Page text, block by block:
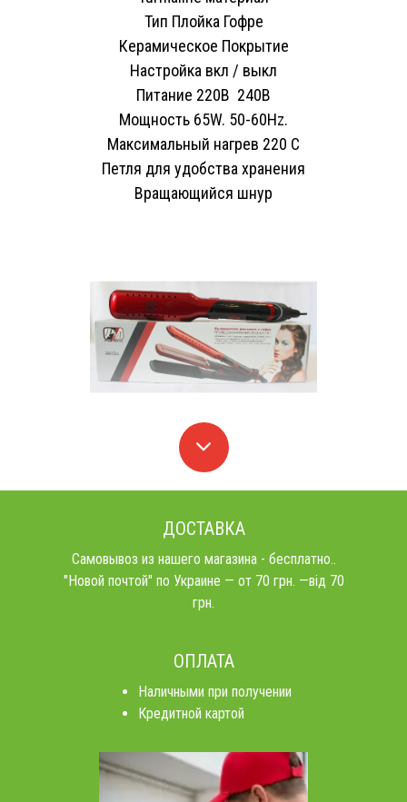
Тип Плойка Гофре
Керамическое Покрытие
Настройка вкл / выкл
Питание 220В 240В
Мощность 65W. 50-60Hz.
Максимальный нагрев 220 С
Петля для удобства хранения
Вращающийся шнур
ДОСТАВКА
Самовывоз из нашего магазина - бесплатно..
"Новой почтой" по Украине — от 70 грн. —від 70
грн.
ОПЛАТА
Наличными при получении
Кредитной картой